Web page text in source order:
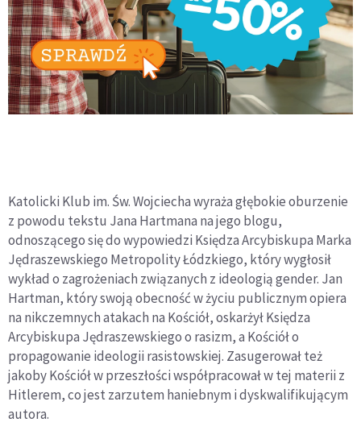
Katolicki Klub im. Św. Wojciecha wyraża głębokie oburzenie
z powodu tekstu Jana Hartmana na jego blogu,
odnoszącego się do wypowiedzi Księdza Arcybiskupa Marka
Jędraszewskiego Metropolity Łódzkiego, który wygłosił
wykład o zagrożeniach związanych z ideologią gender. Jan
Hartman, który swoją obecność w życiu publicznym opiera
na nikczemnych atakach na Kościół, oskarżył Księdza
Arcybiskupa Jędraszewskiego o rasizm, a Kościół o
propagowanie ideologii rasistowskiej. Zasugerował też
jakoby Kościół w przeszłości współpracował w tej materii z
Hitlerem, co jest zarzutem haniebnym i dyskwalifikującym
autora.